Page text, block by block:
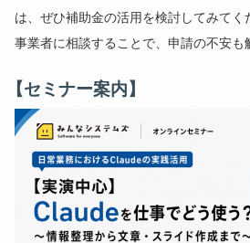
は、ぜひ補助金の活用を検討してみて
事業者に相談することで、申請の不安も
【セミナー案内】